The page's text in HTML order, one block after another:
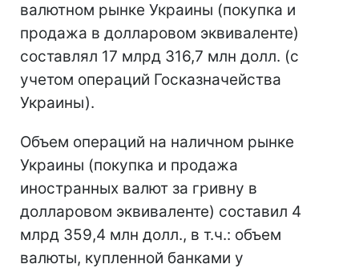
валютном рынке Украины (покупка и
продажа в долларовом эквиваленте)
составлял 17 млрд 316,7 млн долл. (с
учетом операций Госказначейства
Украины).
Объем операций на наличном рынке
Украины (покупка и продажа
иностранных валют за гривну в
долларовом эквиваленте) составил 4
млрд 359,4 млн долл., в т.ч.: объем
валюты, купленной банками у